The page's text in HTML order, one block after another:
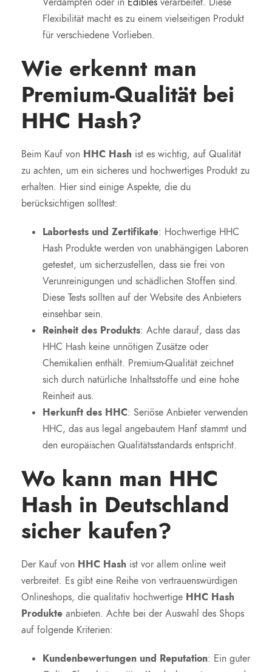
Flexibilität macht es zu einem vielseitigen Produkt
für verschiedene Vorlieben.
Wie erkennt man
Premium-Qualität bei
HHC Hash?
Beim Kauf von HHC Hash ist es wichtig, auf Qualität
zu achten, um ein sicheres und hochwertiges Produkt zu
erhalten. Hier sind einige Aspekte, die du
berücksichtigen solltest:
Labortests und Zertifikate: Hochwertige HHC
Hash Produkte werden von unabhängigen Laboren
getestet, um sicherzustellen, dass sie frei von
Verunreinigungen und schädlichen Stoffen sind.
Diese Tests sollten auf der Website des Anbieters
einsehbar sein.
Reinheit des Produkts: Achte darauf, dass das
HHC Hash keine unnötigen Zusätze oder
Chemikalien enthält. Premium-Qualität zeichnet
sich durch natürliche Inhaltsstoffe und eine hohe
Reinheit aus.
Herkunft des HHC: Seriöse Anbieter verwenden
HHC, das aus legal angebautem Hanf stammt und
den europäischen Qualitätsstandards entspricht.
Wo kann man HHC
Hash in Deutschland
sicher kaufen?
Der Kauf von HHC Hash ist vor allem online weit
verbreitet. Es gibt eine Reihe von vertrauenswürdigen
Onlineshops, die qualitativ hochwertige HHC Hash
Produkte anbieten. Achte bei der Auswahl des Shops
auf folgende Kriterien:
Kundenbewertungen und Reputation: Ein guter